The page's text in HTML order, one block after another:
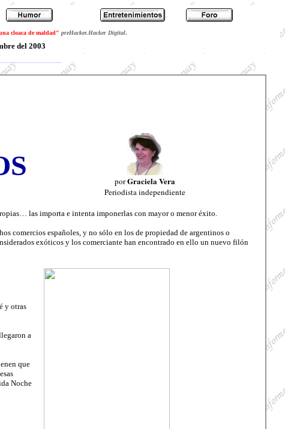
cloaca de maldad" preHacker.Hacker Digital.
del 2003
porGraciela Vera
Periodista independiente
las importa e intenta imponerlas con mayor o menor éxito.
comercios españoles, y no sólo en los de propiedad de argentinos o
exóticos y los comerciante han encontrado en ello un nuevo filón
y otras
a
que
Noche